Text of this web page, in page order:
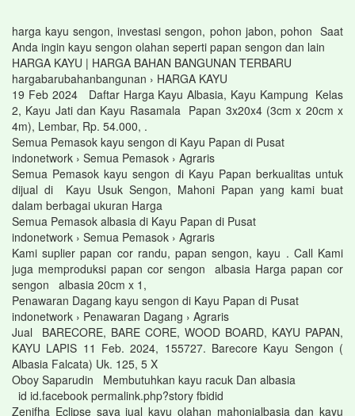
harga kayu sengon, investasi sengon, pohon jabon, pohon Saat
Anda ingin kayu sengon olahan seperti papan sengon dan lain
HARGA KAYU | HARGA BAHAN BANGUNAN TERBARU
hargabarubahanbangunan › HARGA KAYU
19 Feb 2024 Daftar Harga Kayu Albasia, Kayu Kampung Kelas
2, Kayu Jati dan Kayu Rasamala Papan 3x20x4 (3cm x 20cm x
4m), Lembar, Rp. 54.000, .
Semua Pemasok kayu sengon di Kayu Papan di Pusat
indonetwork › Semua Pemasok › Agraris
Semua Pemasok kayu sengon di Kayu Papan berkualitas untuk
dijual di Kayu Usuk Sengon, Mahoni Papan yang kami buat
dalam berbagai ukuran Harga
Semua Pemasok albasia di Kayu Papan di Pusat
indonetwork › Semua Pemasok › Agraris
Kami suplier papan cor randu, papan sengon, kayu . Call Kami
juga memproduksi papan cor sengon albasia Harga papan cor
sengon albasia 20cm x 1,
Penawaran Dagang kayu sengon di Kayu Papan di Pusat
indonetwork › Penawaran Dagang › Agraris
Jual BARECORE, BARE CORE, WOOD BOARD, KAYU PAPAN,
KAYU LAPIS 11 Feb. 2024, 155727. Barecore Kayu Sengon (
Albasia Falcata) Uk. 125, 5 X
Oboy Saparudin Membutuhkan kayu racuk Dan albasia
id id.facebook permalink.php?story fbidid
Zenifha Eclipse saya jual kayu olahan mahonialbasia dan kayu